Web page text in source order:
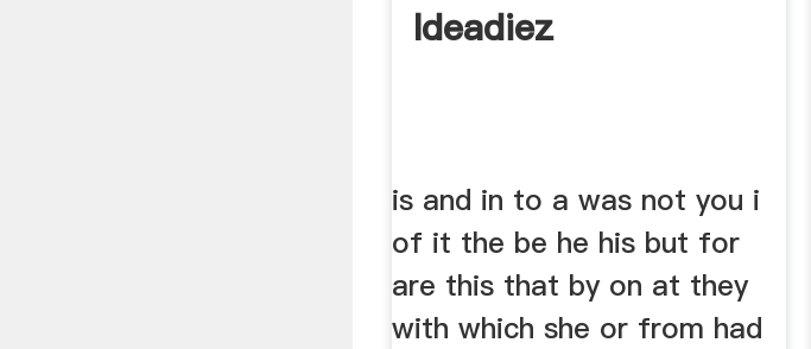
Ideadiez
is and in to a was not you i
of it the be he his but for
are this that by on at they
with which she or from had